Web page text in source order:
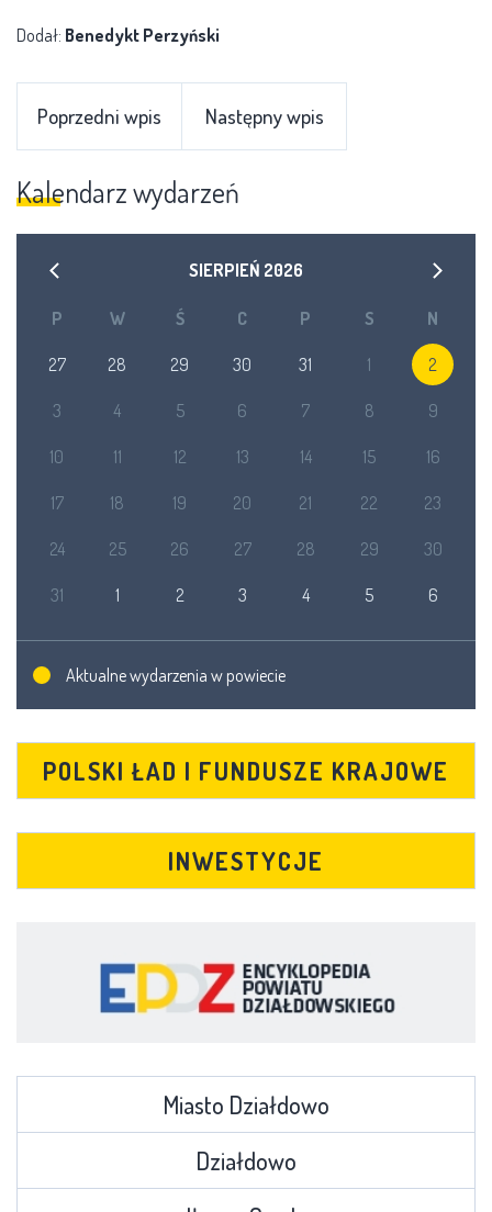
Dodał: Benedykt Perzyński
Poprzedni wpis Następny wpis
Kalendarz wydarzeń
SIERPIEŃ 2026
P W Ś C P S N
27 28 29 30 31 1 2
3 4 5 6 7 8 9
10 11 12 13 14 15 16
17 18 19 20 21 22 23
24 25 26 27 28 29 30
31 1 2 3 4 5 6
Aktualne wydarzenia w powiecie
POLSKI ŁAD I FUNDUSZE KRAJOWE
INWESTYCJE
Miasto Działdowo
Działdowo